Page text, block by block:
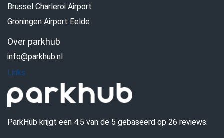
Brussel Charleroi Airport
Groningen Airport Eelde
Over parkhub
info@parkhub.nl
Links
ParkHub krijgt een 4.5 van de 5 gebaseerd op 26 reviews.